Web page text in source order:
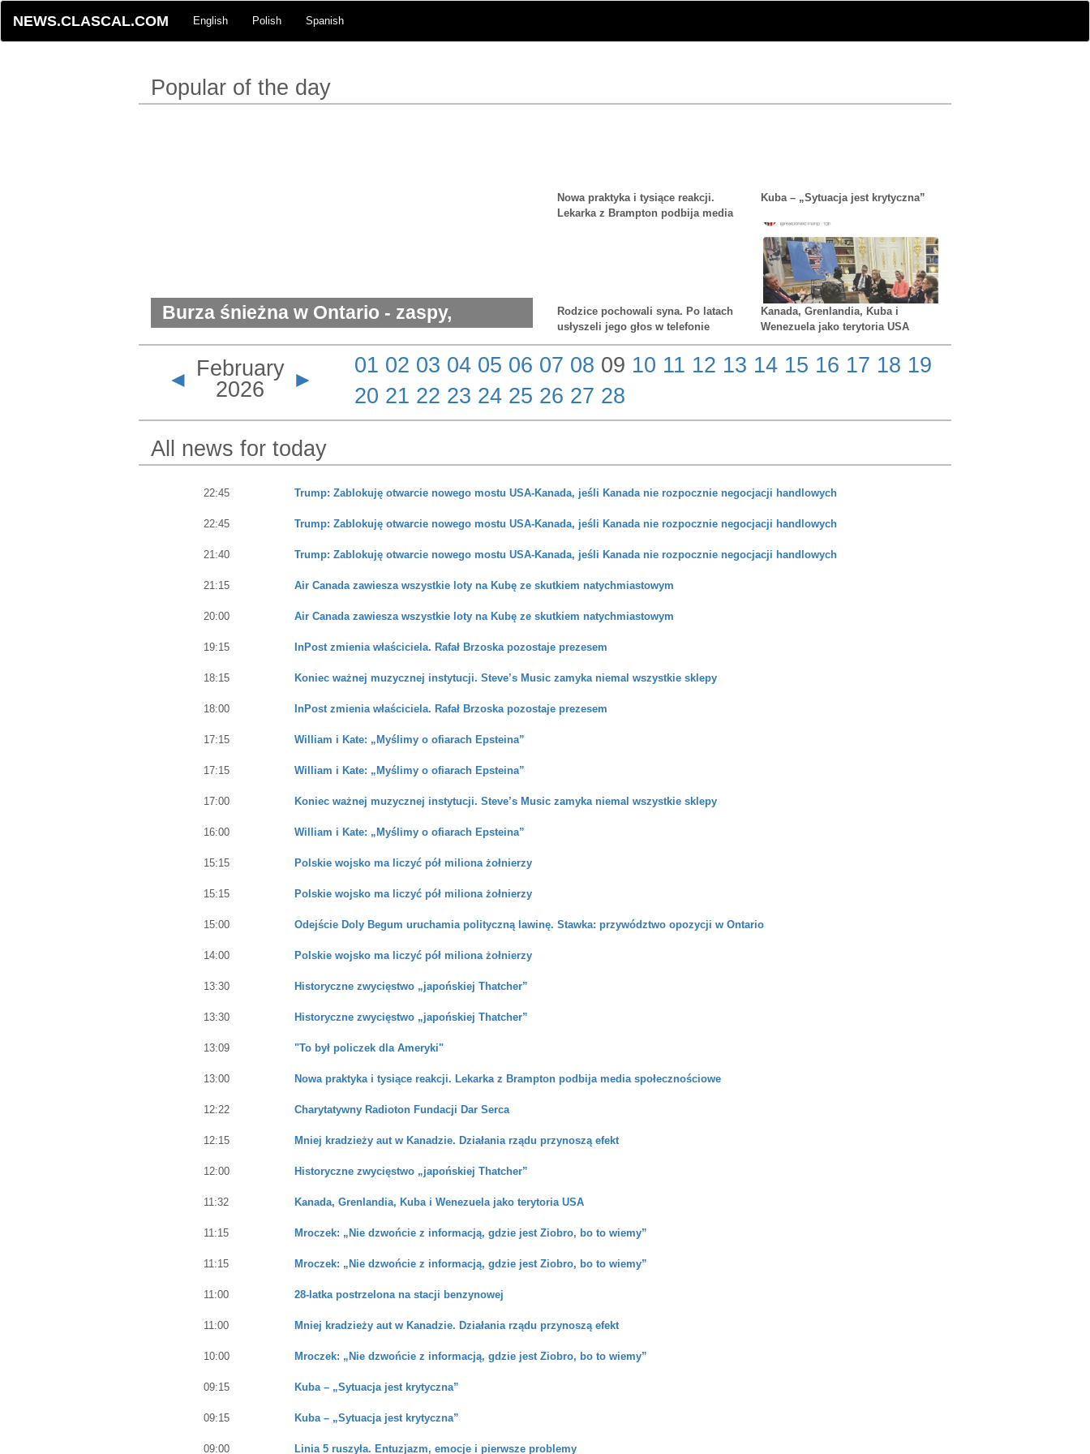
NEWS.CLASCAL.COM English Polish Spanish
Popular of the day
Burza śnieżna w Ontario - zaspy,
porzucone auta i dramatyczne akcje
ratunkowe
Nowa praktyka i tysiące reakcji.
Lekarka z Brampton podbija media
Kuba – „Sytuacja jest krytyczna”
Rodzice pochowali syna. Po latach
usłyszeli jego głos w telefonie
Kanada, Grenlandia, Kuba i
Wenezuela jako terytoria USA
◄ February
2026
►
01 02 03 04 05 06 07 08 09 10 11 12 13 14 15 16 17 18 19
20 21 22 23 24 25 26 27 28
All news for today
22:45 Trump: Zablokuję otwarcie nowego mostu USA-Kanada, jeśli Kanada nie rozpocznie negocjacji handlowych
22:45 Trump: Zablokuję otwarcie nowego mostu USA-Kanada, jeśli Kanada nie rozpocznie negocjacji handlowych
21:40 Trump: Zablokuję otwarcie nowego mostu USA-Kanada, jeśli Kanada nie rozpocznie negocjacji handlowych
21:15 Air Canada zawiesza wszystkie loty na Kubę ze skutkiem natychmiastowym
20:00 Air Canada zawiesza wszystkie loty na Kubę ze skutkiem natychmiastowym
19:15 InPost zmienia właściciela. Rafał Brzoska pozostaje prezesem
18:15 Koniec ważnej muzycznej instytucji. Steve’s Music zamyka niemal wszystkie sklepy
18:00 InPost zmienia właściciela. Rafał Brzoska pozostaje prezesem
17:15 William i Kate: „Myślimy o ofiarach Epsteina”
17:15 William i Kate: „Myślimy o ofiarach Epsteina”
17:00 Koniec ważnej muzycznej instytucji. Steve’s Music zamyka niemal wszystkie sklepy
16:00 William i Kate: „Myślimy o ofiarach Epsteina”
15:15 Polskie wojsko ma liczyć pół miliona żołnierzy
15:15 Polskie wojsko ma liczyć pół miliona żołnierzy
15:00 Odejście Doly Begum uruchamia polityczną lawinę. Stawka: przywództwo opozycji w Ontario
14:00 Polskie wojsko ma liczyć pół miliona żołnierzy
13:30 Historyczne zwycięstwo „japońskiej Thatcher”
13:30 Historyczne zwycięstwo „japońskiej Thatcher”
13:09 "To był policzek dla Ameryki"
13:00 Nowa praktyka i tysiące reakcji. Lekarka z Brampton podbija media społecznościowe
12:22 Charytatywny Radioton Fundacji Dar Serca
12:15 Mniej kradzieży aut w Kanadzie. Działania rządu przynoszą efekt
12:00 Historyczne zwycięstwo „japońskiej Thatcher”
11:32 Kanada, Grenlandia, Kuba i Wenezuela jako terytoria USA
11:15 Mroczek: „Nie dzwońcie z informacją, gdzie jest Ziobro, bo to wiemy”
11:15 Mroczek: „Nie dzwońcie z informacją, gdzie jest Ziobro, bo to wiemy”
11:00 28-latka postrzelona na stacji benzynowej
11:00 Mniej kradzieży aut w Kanadzie. Działania rządu przynoszą efekt
10:00 Mroczek: „Nie dzwońcie z informacją, gdzie jest Ziobro, bo to wiemy”
09:15 Kuba – „Sytuacja jest krytyczna”
09:15 Kuba – „Sytuacja jest krytyczna”
09:00 Linia 5 ruszyła. Entuzjazm, emocje i pierwsze problemy